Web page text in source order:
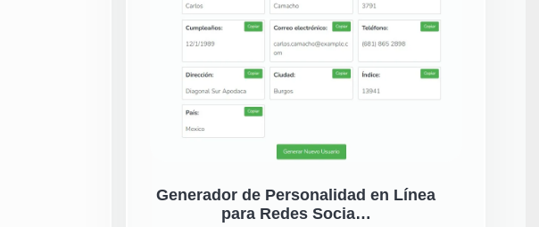
Generador de Personalidad en Línea
para Redes Socia…